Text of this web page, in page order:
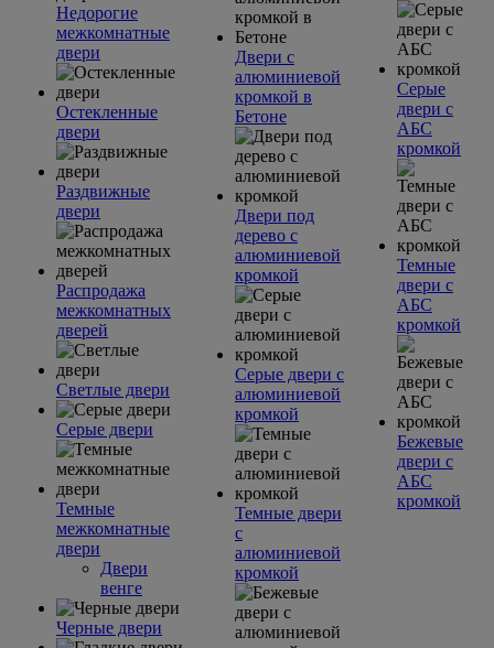
Недорогие
межкомнатные
двери
Остекленные
двери
Раздвижные
двери
Распродажа
межкомнатных
дверей
Светлые двери
Серые двери
Темные
межкомнатные
двери
Двери
венге
Черные двери
Двери с
алюминиевой
кромкой в
Бетоне
Двери под
дерево с
алюминиевой
кромкой
Серые двери с
алюминиевой
кромкой
Темные двери
с
алюминиевой
кромкой
Серые
двери с
АБС
кромкой
Темные
двери с
АБС
кромкой
Бежевые
двери с
АБС
кромкой